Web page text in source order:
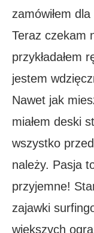
zamówiłem
Teraz czekam
przykładałem
jestem
Nawet jak
miałem deski
wszystko
należy. Pasja
przyjemne!
zajawki
większych